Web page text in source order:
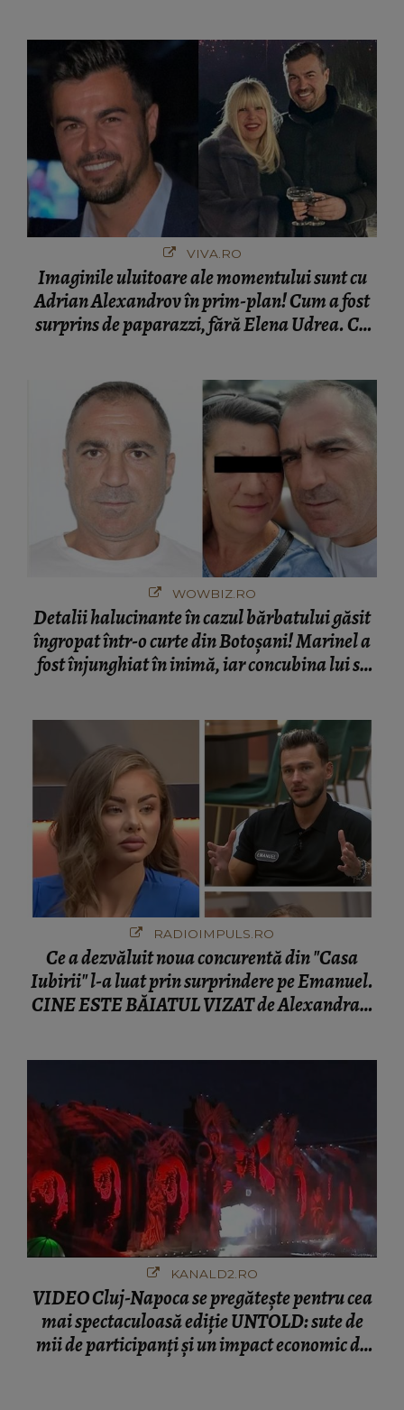
VIVA.RO
Imaginile uluitoare ale momentului sunt cu
Adrian Alexandrov în prim-plan! Cum a fost
surprins de paparazzi, fără Elena Udrea. Cu
WOWBIZ.RO
Detalii halucinante în cazul bărbatului găsit
îngropat într-o curte din Botoșani! Marinel a
fost înjunghiat în inimă, iar concubina lui se
RADIOIMPULS.RO
Ce a dezvăluit noua concurentă din "Casa
Iubirii" l-a luat prin surprindere pe Emanuel.
CINE ESTE BĂIATUL VIZAT de Alexandra?!
KANALD2.RO
VIDEO Cluj-Napoca se pregătește pentru cea
mai spectaculoasă ediție UNTOLD: sute de
mii de participanți și un impact economic de